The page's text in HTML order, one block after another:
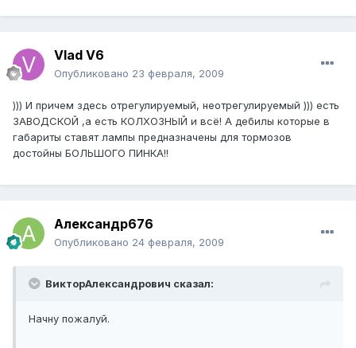
Vlad V6
Опубликовано 23 февраля, 2009
))) И причем здесь отрегулируемый, неотрегулируемый ))) есть
ЗАВОДСКОЙ ,а есть КОЛХОЗНЫЙ и всё! А дебилы которые в
габариты ставят лампы предназначены для тормозов
достойны БОЛЬШОГО ПИНКА!!
Александр676
Опубликовано 24 февраля, 2009
ВикторАлександрович сказал:
Начну пожалуй.